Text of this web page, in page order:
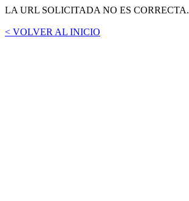
LA URL SOLICITADA NO ES CORRECTA.
< VOLVER AL INICIO